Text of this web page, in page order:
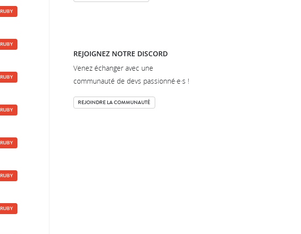
RUBY
RUBY
RUBY
RUBY
RUBY
RUBY
RUBY
REJOIGNEZ NOTRE DISCORD
Venez échanger avec une
communauté de devs passionné·e·s !
REJOINDRE LA COMMUNAUTÉ